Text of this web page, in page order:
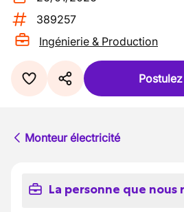
389257
Ingénierie & Production
Monteur électricité
La personne que nous